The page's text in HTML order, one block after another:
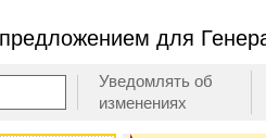
для
Уведомлять об
изменениях